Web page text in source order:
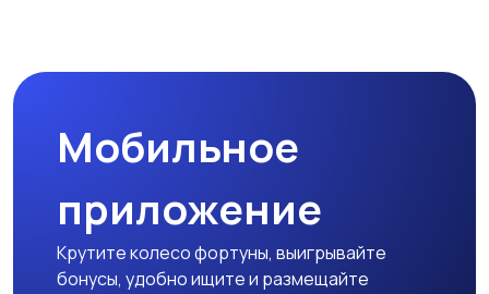
Мобильное
приложение
Крутите колесо фортуны, выигрывайте
бонусы, удобно ищите и размещайте